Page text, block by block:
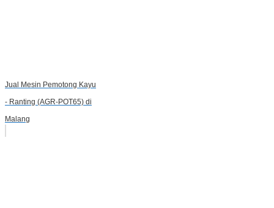
Jual Mesin Pemotong Kayu
- Ranting (AGR-POT65) di
Malang